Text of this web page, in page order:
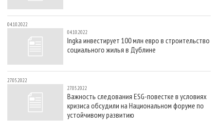
04.10.2022
04.10.2022
Ingka инвестирует 100 млн евро в строительство
социального жилья в Дублине
27.05.2022
27.05.2022
Важность следования ESG-повестке в условиях
кризиса обсудили на Национальном форуме по
устойчивому развитию